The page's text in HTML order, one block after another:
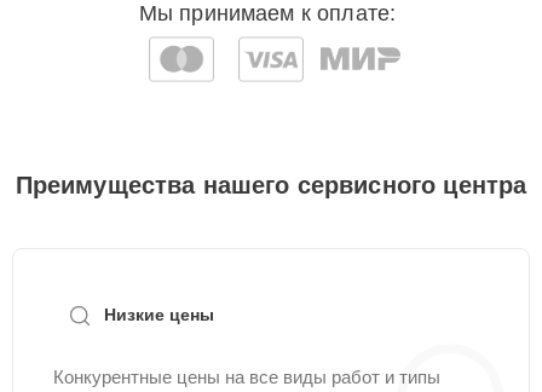
Мы принимаем к оплате:
Преимущества нашего сервисного центра
Низкие цены
Конкурентные цены на все виды работ и типы